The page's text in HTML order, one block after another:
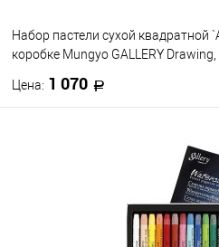
Набор пастели сухой квадратной
коробке Mungyo GALLERY
Цена: 1 070